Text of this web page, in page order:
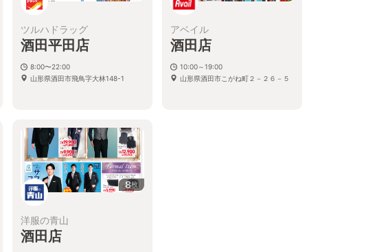
ツルハドラッグ
酒田平田店
8:00〜22:00
山形県酒田市飛鳥字大林148-1
アベイル
酒田店
10:00～19:00
山形県酒田市こがね町２－２６－５
8枚
洋服の青山
酒田店